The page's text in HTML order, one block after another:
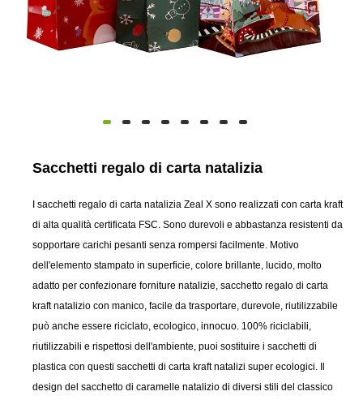
Sacchetti regalo di carta natalizia
I sacchetti regalo di carta natalizia Zeal X sono realizzati con carta kraft
di alta qualità certificata FSC. Sono durevoli e abbastanza resistenti da
sopportare carichi pesanti senza rompersi facilmente. Motivo
dell'elemento stampato in superficie, colore brillante, lucido, molto
adatto per confezionare forniture natalizie, sacchetto regalo di carta
kraft natalizio con manico, facile da trasportare, durevole, riutilizzabile
può anche essere riciclato, ecologico, innocuo. 100% riciclabili,
riutilizzabili e rispettosi dell'ambiente, puoi sostituire i sacchetti di
plastica con questi sacchetti di carta kraft natalizi super ecologici. Il
design del sacchetto di caramelle natalizio di diversi stili del classico